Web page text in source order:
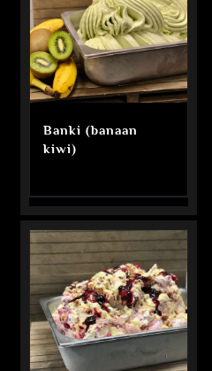
Banki (banaan
kiwi)